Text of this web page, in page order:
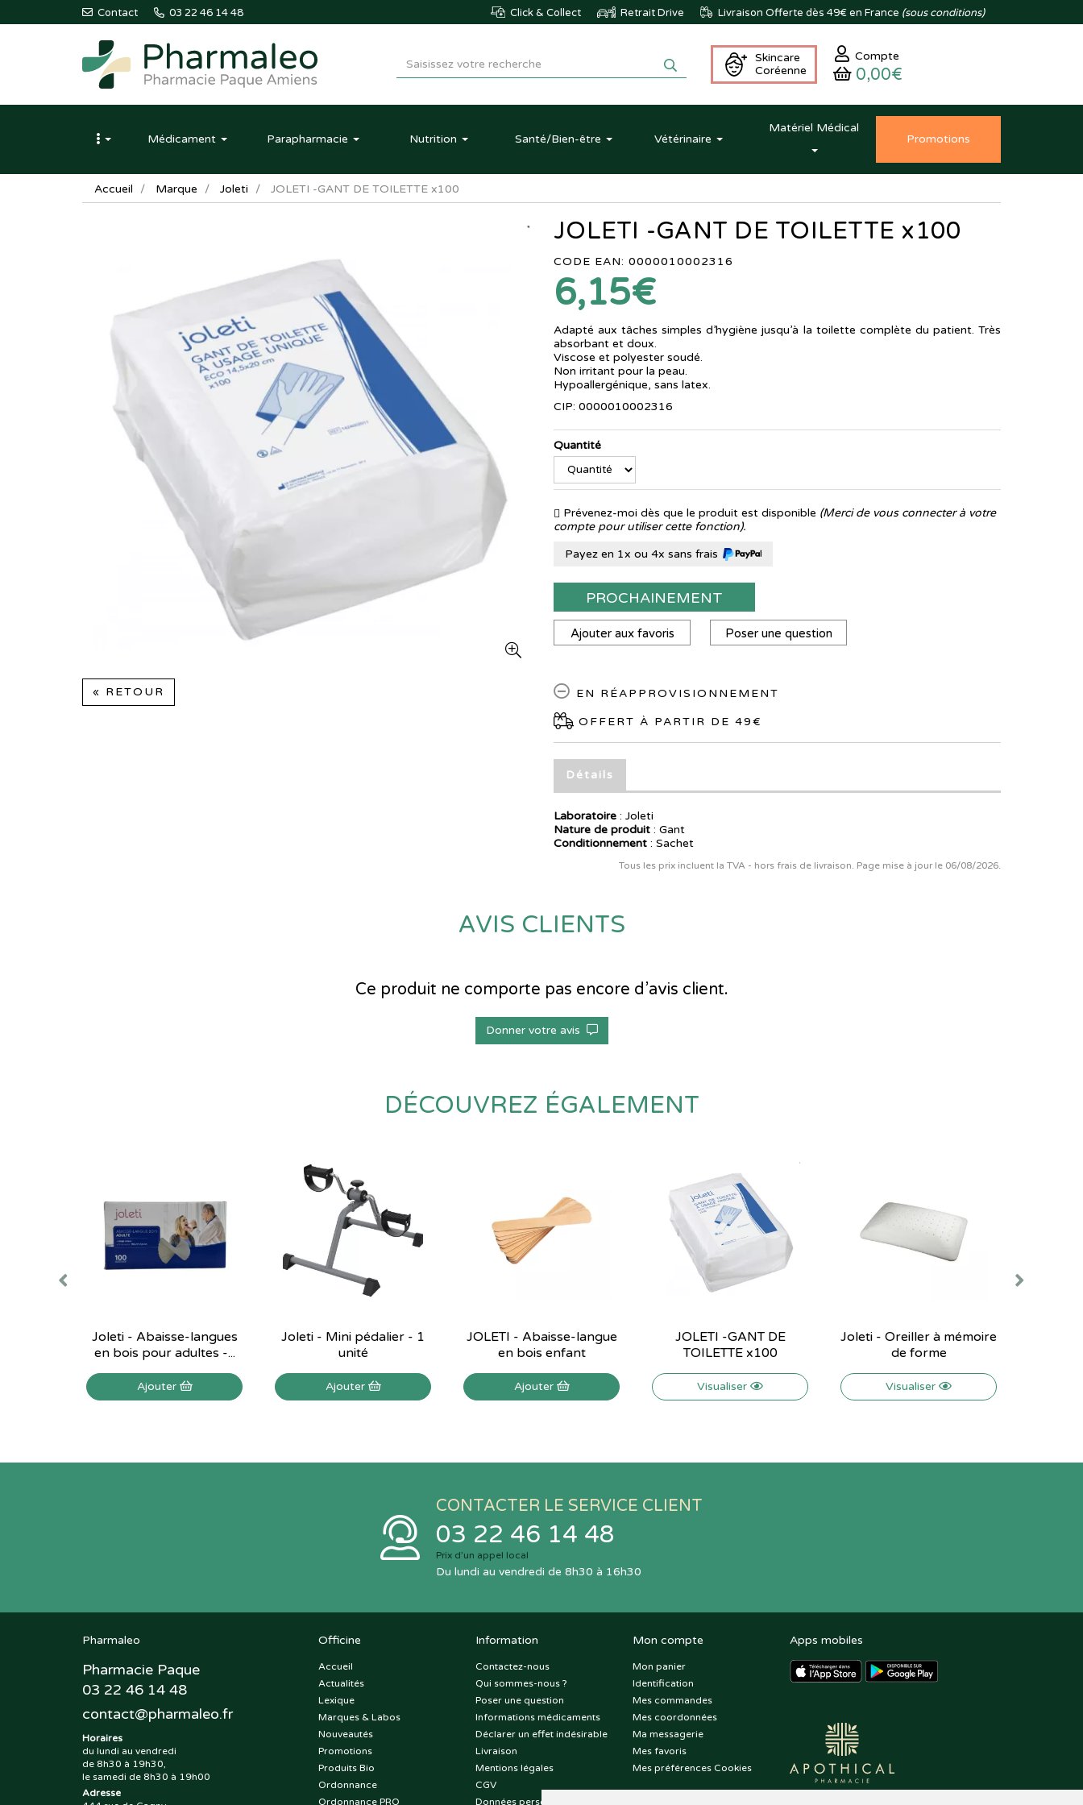
Contact 03 22 46 14 48 Click & Collect Retrait Drive Livraison Offerte dès 49€ en France (sous conditions)
Pharmaleo
Pharmacie
Paque
Amiens
Skincare
Coréenne
Compte
0,00€
Médicament Parapharmacie Nutrition Santé/Bien-être Vétérinaire
Matériel Médical
Promotions
Accueil Marque Joleti JOLETI -GANT DE TOILETTE x100
« RETOUR
JOLETI -GANT DE TOILETTE x100
CODE EAN: 0000010002316
6,15€
Adapté aux tâches simples d’hygiène jusqu’à la toilette complète du patient. Très
absorbant et doux.
Viscose et polyester soudé.
Non irritant pour la peau.
Hypoallergénique, sans latex.
CIP: 0000010002316
Quantité
Prévenez-moi dès que le produit est disponible (Merci de vous connecter à votre
compte pour utiliser cette fonction).
Payez en 1x ou 4x sans frais
PROCHAINEMENT
Ajouter aux favoris Poser une question
EN RÉAPPROVISIONNEMENT
OFFERT À PARTIR DE 49€
Détails
Laboratoire : Joleti
Nature de produit : Gant
Conditionnement : Sachet
Tous les prix incluent la TVA - hors frais de livraison. Page mise à jour le 06/08/2026.
AVIS CLIENTS
Ce produit ne comporte pas encore d’avis client.
Donner votre avis
DÉCOUVREZ ÉGALEMENT
Joleti - Abaisse-langues
en bois pour adultes -...
Ajouter
Joleti - Mini pédalier - 1
unité
Ajouter
JOLETI - Abaisse-langue
en bois enfant
Ajouter
JOLETI -GANT DE
TOILETTE x100
Visualiser
Joleti - Oreiller à mémoire
de forme
Visualiser
CONTACTER LE SERVICE CLIENT
03 22 46 14 48
Prix d’un appel local
Du lundi au vendredi de 8h30 à 16h30
Pharmaleo
Pharmacie Paque
03 22 46 14 48
contact@pharmaleo.fr
Horaires
du lundi au vendredi
de 8h30 à 19h30,
le samedi de 8h30 à 19h00
Adresse
Officine
Accueil
Actualités
Lexique
Marques & Labos
Nouveautés
Promotions
Produits Bio
Ordonnance
Ordonnance PRO
Information
Contactez-nous
Qui sommes-nous ?
Poser une question
Informations médicaments
Déclarer un effet indésirable
Livraison
Mentions légales
CGV
Données personnelles
Mon compte
Mon panier
Identification
Mes commandes
Mes coordonnées
Ma messagerie
Mes favoris
Mes préférences Cookies
Apps mobiles